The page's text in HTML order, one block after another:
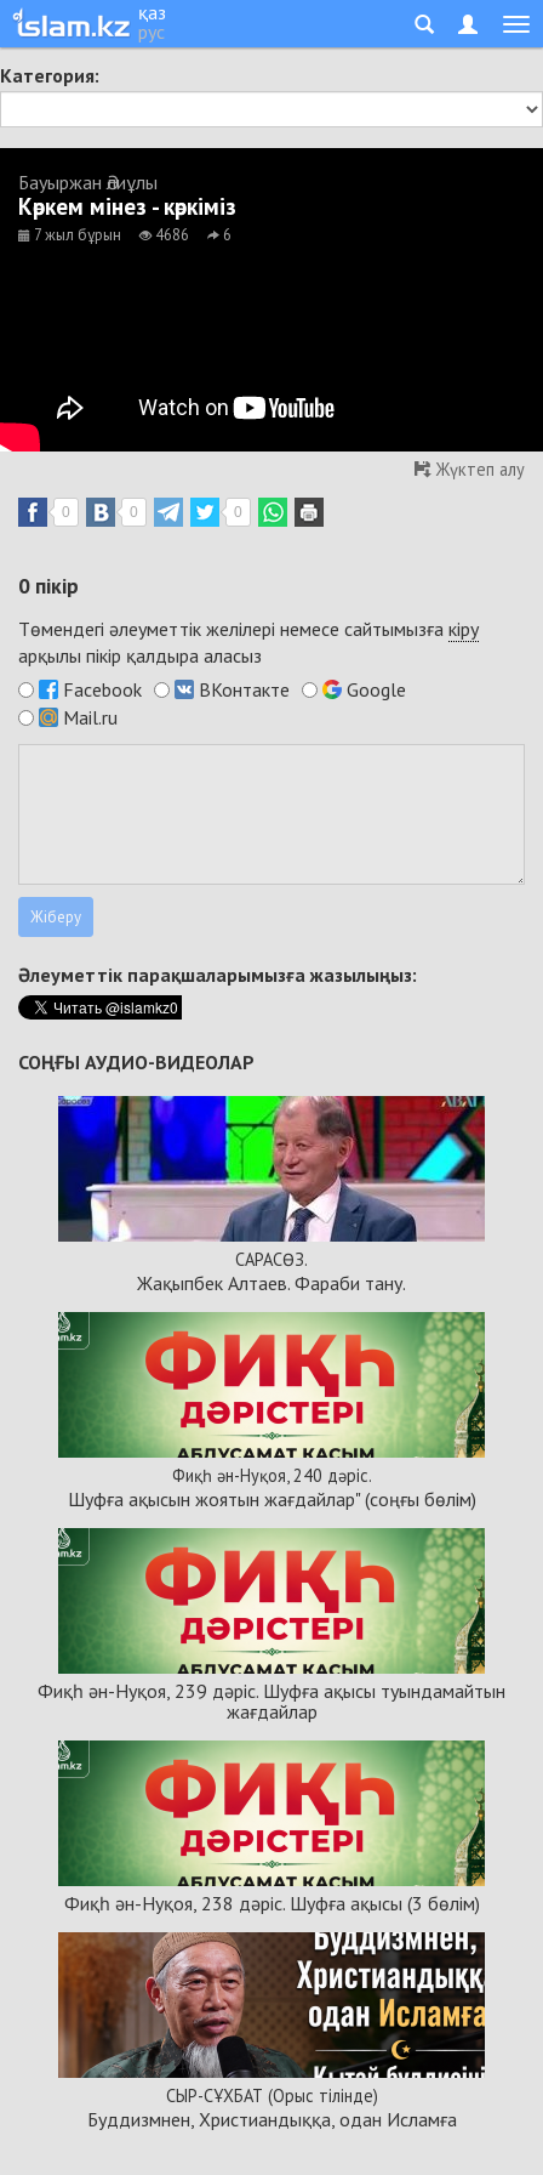
қаз
рус
Категория:
Бауыржан Әлиұлы
Көркем мінез - көркіміз
7 жыл бұрын 4686 6
Жүктеп алу
0 0 0
0 пікір
Төмендегі әлеуметтік желілері немесе сайтымызға кіру
арқылы пікір қалдыра аласыз
Facebook
ВКонтакте
Google
Mail.ru
Әлеуметтік парақшаларымызға жазылыңыз:
СОҢҒЫ АУДИО-ВИДЕОЛАР
САРАСӨЗ.
Жақыпбек Алтаев. Фараби тану.
Фиқһ ән-Нуқоя, 240 дәріс.
Шуфға ақысын жоятын жағдайлар" (соңғы бөлім)
Фиқһ ән-Нуқоя, 239 дәріс. Шуфға ақысы туындамайтын
жағдайлар
Фиқһ ән-Нуқоя, 238 дәріс. Шуфға ақысы (3 бөлім)
СЫР-СҰХБАТ (Орыс тілінде)
Буддизмнен, Христиандыққа, одан Исламға